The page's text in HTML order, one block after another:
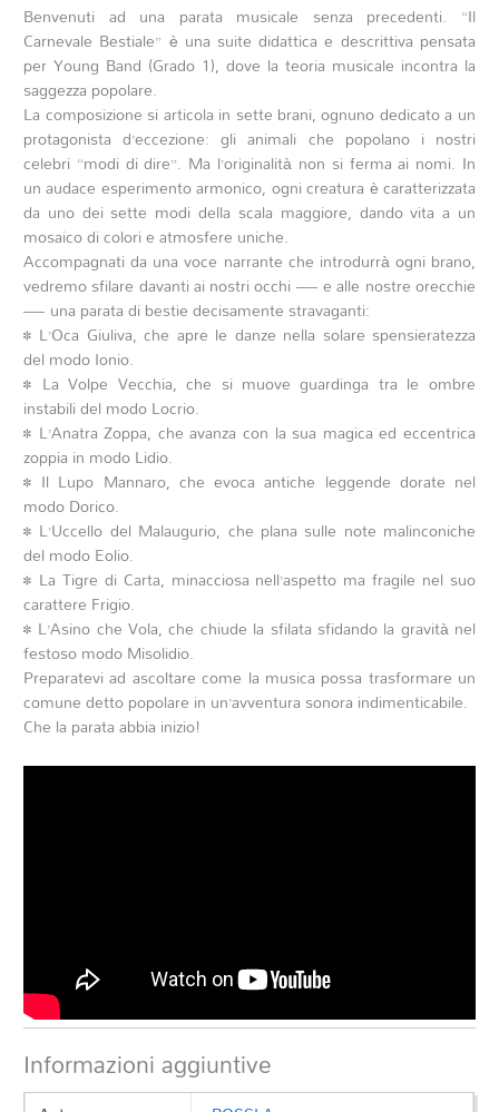
Benvenuti ad una parata musicale senza precedenti. “Il
Carnevale Bestiale” è una suite didattica e descrittiva pensata
per Young Band (Grado 1), dove la teoria musicale incontra la
saggezza popolare.
La composizione si articola in sette brani, ognuno dedicato a un
protagonista d’eccezione: gli animali che popolano i nostri
celebri “modi di dire”. Ma l’originalità non si ferma ai nomi. In
un audace esperimento armonico, ogni creatura è caratterizzata
da uno dei sette modi della scala maggiore, dando vita a un
mosaico di colori e atmosfere uniche.
Accompagnati da una voce narrante che introdurrà ogni brano,
vedremo sfilare davanti ai nostri occhi — e alle nostre orecchie
— una parata di bestie decisamente stravaganti:
• L’Oca Giuliva, che apre le danze nella solare spensieratezza
del modo Ionio.
• La Volpe Vecchia, che si muove guardinga tra le ombre
instabili del modo Locrio.
• L’Anatra Zoppa, che avanza con la sua magica ed eccentrica
zoppia in modo Lidio.
• Il Lupo Mannaro, che evoca antiche leggende dorate nel
modo Dorico.
• L’Uccello del Malaugurio, che plana sulle note malinconiche
del modo Eolio.
• La Tigre di Carta, minacciosa nell’aspetto ma fragile nel suo
carattere Frigio.
• L’Asino che Vola, che chiude la sfilata sfidando la gravità nel
festoso modo Misolidio.
Preparatevi ad ascoltare come la musica possa trasformare un
comune detto popolare in un’avventura sonora indimenticabile.
Che la parata abbia inizio!
Informazioni aggiuntive